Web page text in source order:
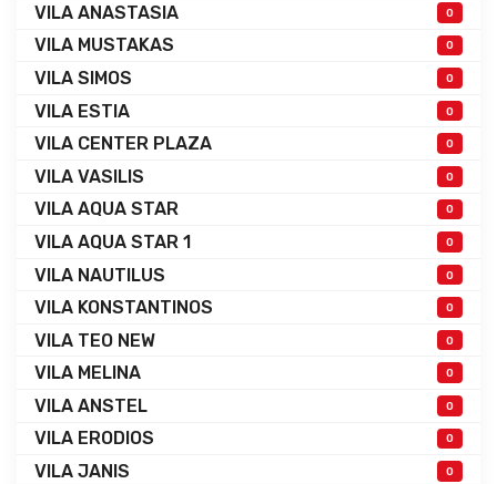
VILA ANASTASIA 0
VILA MUSTAKAS 0
VILA SIMOS 0
VILA ESTIA 0
VILA CENTER PLAZA 0
VILA VASILIS 0
VILA AQUA STAR 0
VILA AQUA STAR 1 0
VILA NAUTILUS 0
VILA KONSTANTINOS 0
VILA TEO NEW 0
VILA MELINA 0
VILA ANSTEL 0
VILA ERODIOS 0
VILA JANIS 0